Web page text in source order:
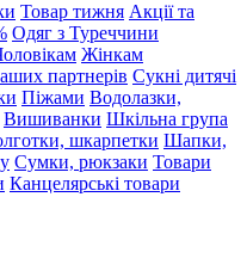
Товар тижня Акції та
Одяг з Туреччини
Жінкам
партнерів Сукні дитячі
Піжами Водолазки,
Вишиванки Шкільна група
шкарпетки Шапки,
Сумки, рюкзаки Товари
Канцелярські товари